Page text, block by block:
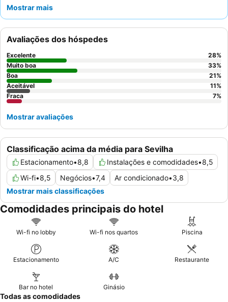
prestativose o
considere solicitar um quarto com vista para a área verde para
melhorar a atmosfera tranquila.
Mostrar mais
Classificação acima da média para Sevilha
Estacionamento•8,8 Instalações e comodidades•8,5
Wi-fi•8,5 Negócios•7,4 Ar condicionado•3,8
Mostrar mais classificações
Avaliações dos hóspedes
Excelente 28%
Muito boa
33%
Boa
21%
Aceitável
11%
Fraca
7%
Mostrar avaliações
Comodidades principais do hotel
Wi-fi no lobby Wi-fi nos quartos Piscina
Estacionamento A/C Restaurante
Bar no hotel Ginásio
Todas as comodidades